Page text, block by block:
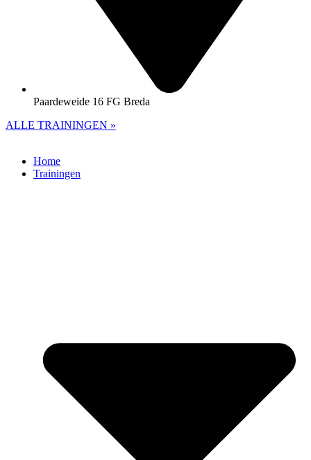
Paardeweide 16 FG Breda
ALLE TRAININGEN »
Home
Trainingen